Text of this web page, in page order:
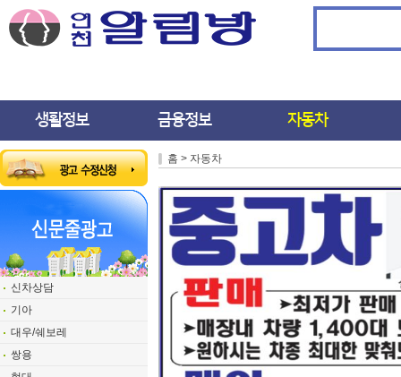
생활정보 금융정보 자동차
신차상담
기아
대우/쉐보레
쌍용
홈 > 자동차